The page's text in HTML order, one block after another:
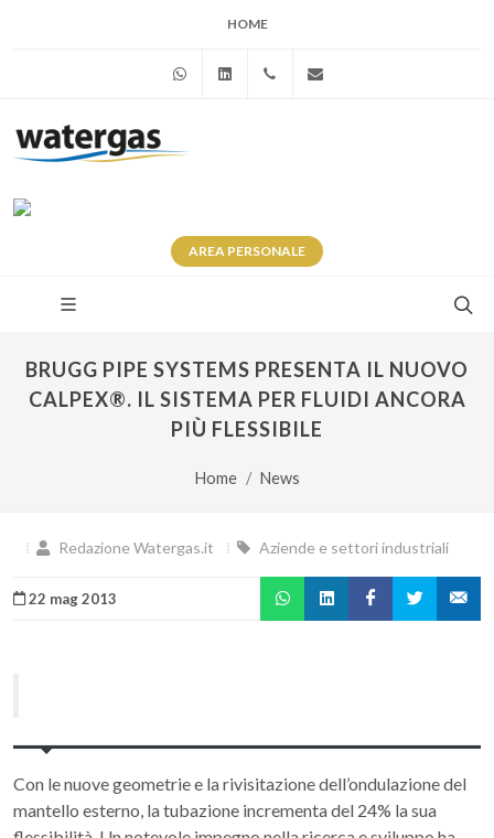
HOME
WhatsAppLinkedin+39 345 281 0246
AREA PERSONALE
BRUGG PIPE SYSTEMS PRESENTA IL NUOVO
CALPEX®. IL SISTEMA PER FLUIDI ANCORA
PIÙ FLESSIBILE
Home News
Redazione Watergas.it Aziende e settori industriali
22 mag 2013
Con le nuove geometrie e la rivisitazione dell’ondulazione del
mantello esterno, la tubazione incrementa del 24% la sua